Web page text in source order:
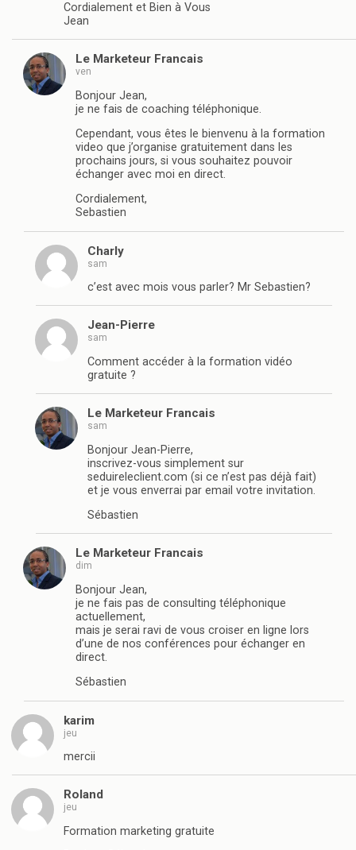
Cordialement et Bien à Vous
Jean
Le Marketeur Francais
ven
Bonjour Jean,
je ne fais de coaching téléphonique.
Cependant, vous êtes le bienvenu à la formation
video que j’organise gratuitement dans les
prochains jours, si vous souhaitez pouvoir
échanger avec moi en direct.
Cordialement,
Sebastien
Charly
sam
c’est avec mois vous parler? Mr Sebastien?
Jean-Pierre
sam
Comment accéder à la formation vidéo
gratuite ?
Le Marketeur Francais
sam
Bonjour Jean-Pierre,
inscrivez-vous simplement sur
seduireleclient.com (si ce n’est pas déjà fait)
et je vous enverrai par email votre invitation.
Sébastien
Le Marketeur Francais
dim
Bonjour Jean,
je ne fais pas de consulting téléphonique
actuellement,
mais je serai ravi de vous croiser en ligne lors
d’une de nos conférences pour échanger en
direct.
Sébastien
karim
jeu
mercii
Roland
jeu
Formation marketing gratuite